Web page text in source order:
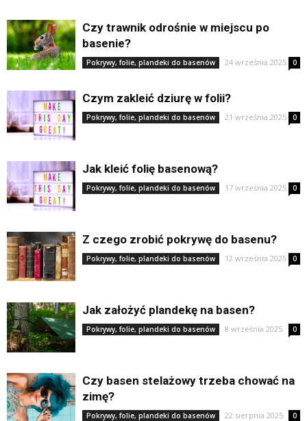
Czy trawnik odrośnie w miejscu po
basenie?
Pokrywy, folie, plandeki do basenów 24 września 2025 0
Czym zakleić dziurę w folii?
Pokrywy, folie, plandeki do basenów 21 września 2025 0
Jak kleić folię basenową?
Pokrywy, folie, plandeki do basenów 17 września 2025 0
Z czego zrobić pokrywę do basenu?
Pokrywy, folie, plandeki do basenów 12 września 2025 0
Jak założyć plandekę na basen?
Pokrywy, folie, plandeki do basenów 8 września 2025 0
Czy basen stelażowy trzeba chować na
zimę?
Pokrywy, folie, plandeki do basenów 22 sierpnia 2025 0